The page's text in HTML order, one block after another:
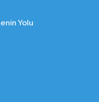
Yolu